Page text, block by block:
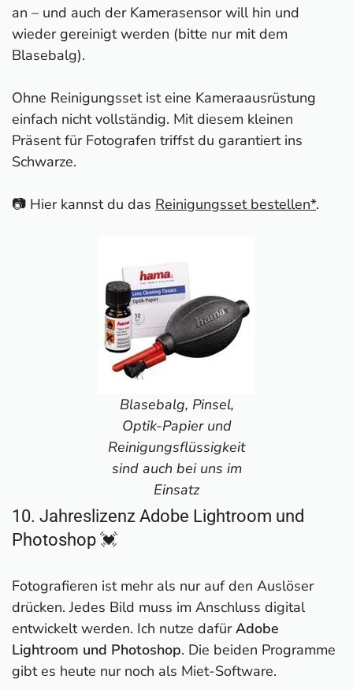
an – und auch der Kamerasensor will hin und
wieder gereinigt werden (bitte nur mit dem
Blasebalg).
Ohne Reinigungsset ist eine Kameraausrüstung
einfach nicht vollständig. Mit diesem kleinen
Präsent für Fotografen triffst du garantiert ins
Schwarze.
📷 Hier kannst du das Reinigungsset bestellen*.
Blasebalg, Pinsel,
Optik-Papier und
Reinigungsflüssigkeit
sind auch bei uns im
Einsatz
10. Jahreslizenz Adobe Lightroom und
Photoshop 💓
Fotografieren ist mehr als nur auf den Auslöser
drücken. Jedes Bild muss im Anschluss digital
entwickelt werden. Ich nutze dafürAdobe
Lightroom und Photoshop. Die beiden Programme
gibt es heute nur noch als Miet-Software.